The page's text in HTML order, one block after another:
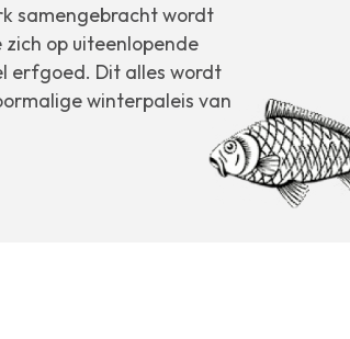
samengebracht wordt
op uiteenlopende
erfgoed. Dit alles wordt
winterpaleis van